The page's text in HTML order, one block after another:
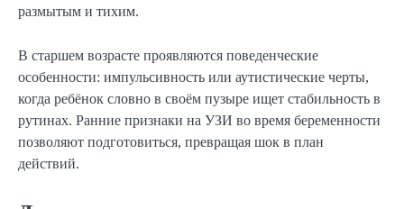
размытым и тихим.
В старшем возрасте проявляются поведенческие
особенности: импульсивность или аутистические черты,
когда ребёнок словно в своём пузыре ищет стабильность в
рутинах. Ранние признаки на УЗИ во время беременности
позволяют подготовиться, превращая шок в план
действий.